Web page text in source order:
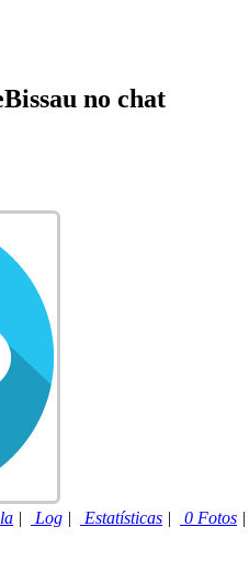
no chat
| Log | Estatísticas | 0 Fotos